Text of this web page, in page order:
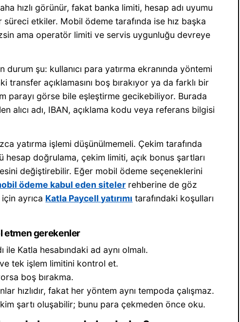
hızlı görünür, fakat banka limiti, hesap adı uyumu
süreci etkiler. Mobil ödeme tarafında ise hız başka
ama operatör limiti ve servis uygunluğu devreye
durum şu: kullanıcı para yatırma ekranında yöntemi
transfer açıklamasını boş bırakıyor ya da farklı bir
parayı görse bile eşleştirme gecikebiliyor. Burada
alıcı adı, IBAN, açıklama kodu veya referans bilgisi
yatırma işlemi düşünülmemeli. Çekim tarafında
hesap doğrulama, çekim limiti, açık bonus şartları
değiştirebilir. Eğer mobil ödeme seçeneklerini
ödeme kabul eden siteler rehberine de göz
ayrıca Katla Paycell yatırımı tarafındaki koşulları
etmen gerekenler
ile Katla hesabındaki ad aynı olmalı.
tek işlem limitini kontrol et.
boş bırakma.
hızlıdır, fakat her yöntem aynı tempoda çalışmaz.
şartı oluşabilir; bunu para çekmeden önce oku.